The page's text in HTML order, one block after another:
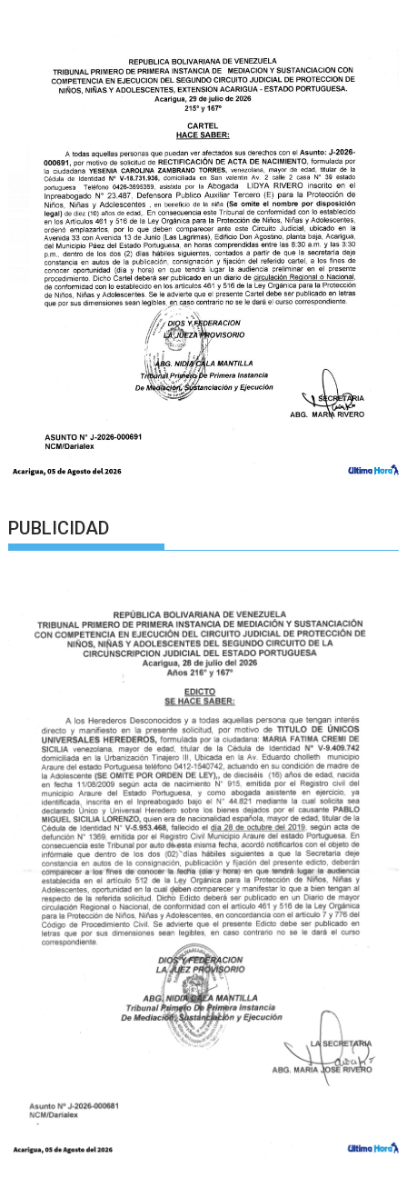
PUBLICIDAD